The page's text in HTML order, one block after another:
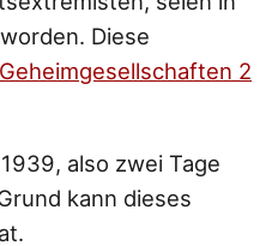
Diese
2
also zwei Tage
kann dieses